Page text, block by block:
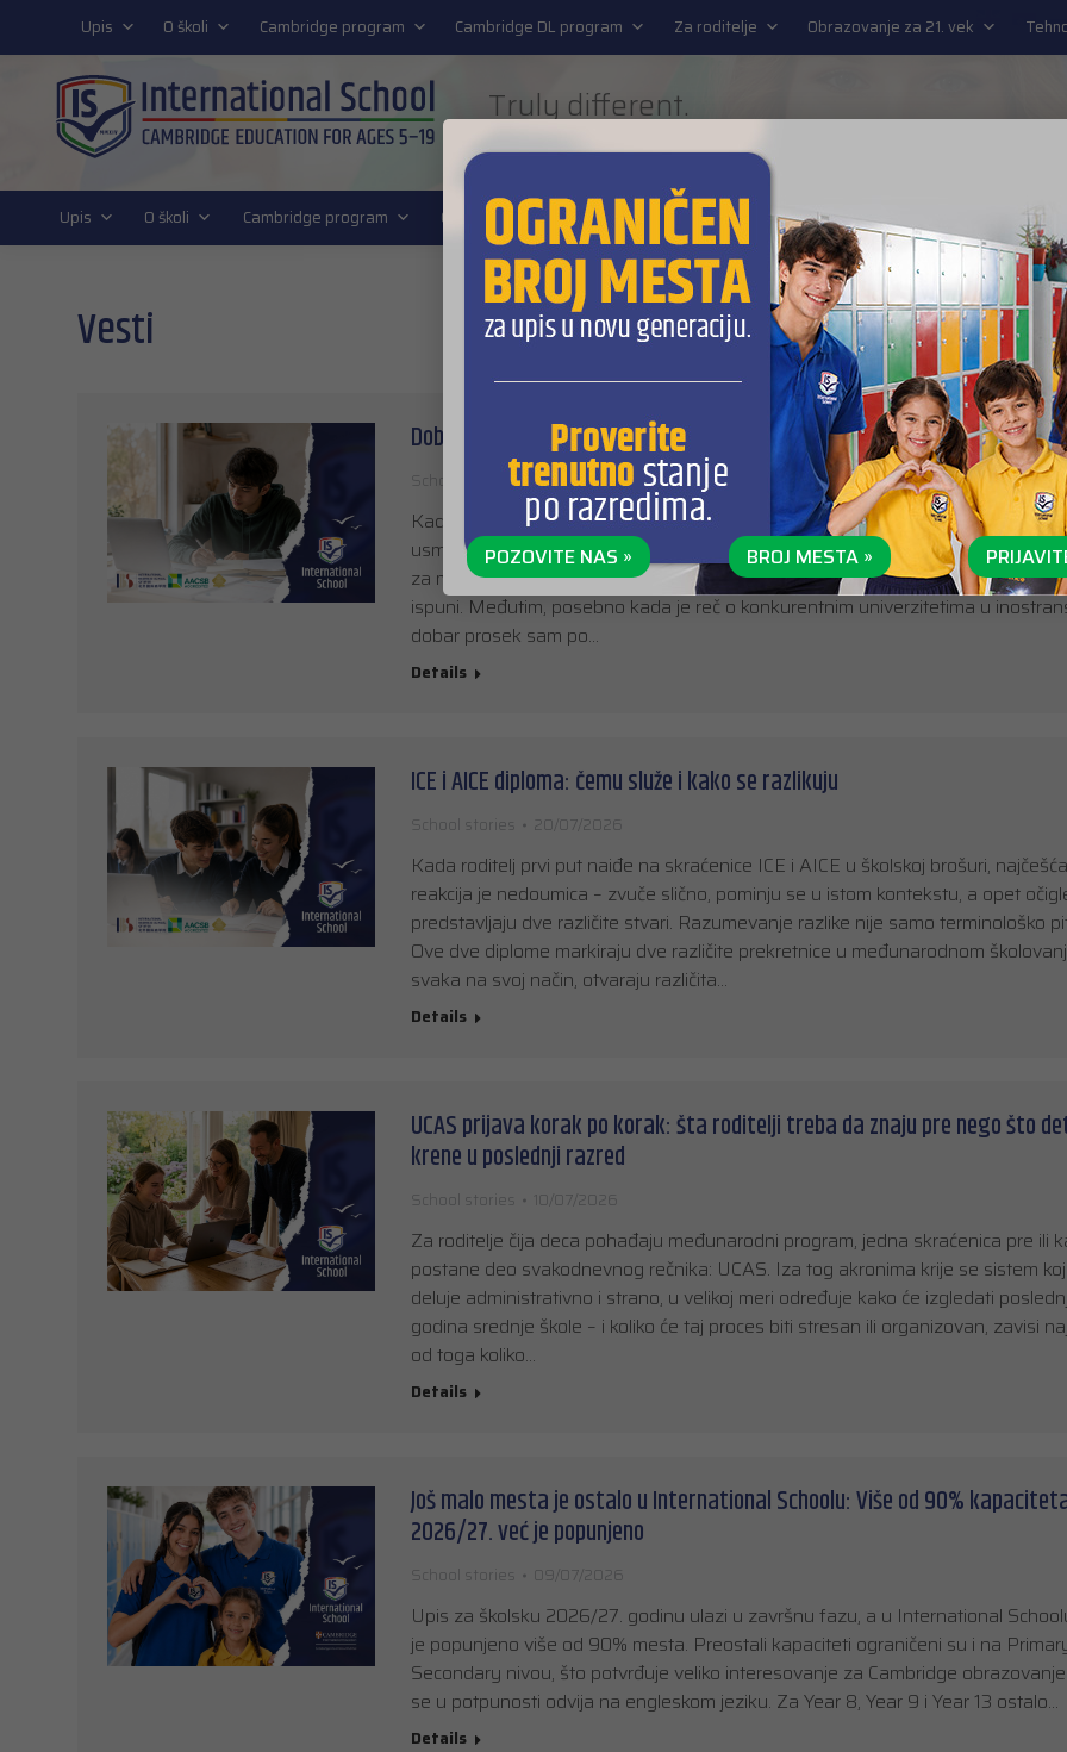
011 4011 220
Truly different.
Upis O školi Cambridge program Cambridge DL program Za roditelje Obrazovanje za 21. vek
Vesti
Dobre ocene nisu dovoljne: šta univerziteti još gledaju pri prijavi
School stories 04/08/2026
Kada se približi vreme za prijavu na univerzitet, pažnja učenika i roditelja
usmerena na ocene. To je razumljivo, jer akademski uspeh jeste važan deo
za mnoge studijske programe postoje jasno definisani uslovi koje kandidat
ispuni. Međutim, posebno kada je reč o konkurentnim univerzitetima u
dobar prosek sam po…
Details
ICE i AICE diploma: čemu služe i kako se razlikuju
School stories 20/07/2026
Kada roditelj prvi put naiđe na skraćenice ICE i AICE u školskoj brošuri, najčešća
reakcija je nedoumica – zvuče slično, pominju se u istom kontekstu, a opet
predstavljaju dve različite stvari. Razumevanje razlike nije samo terminološko
Ove dve diplome markiraju dve različite prekretnice u međunarodnom
svaka na svoj način, otvaraju različita…
Details
UCAS prijava korak po korak: šta roditelji treba da znaju pre nego što
krene u poslednji razred
School stories 10/07/2026
Za roditelje čija deca pohađaju međunarodni program, jedna skraćenica pre ili
postane deo svakodnevnog rečnika: UCAS. Iza tog akronima krije se sistem
deluje administrativno i strano, u velikoj meri određuje kako će izgledati
godina srednje škole – i koliko će taj proces biti stresan ili organizovan, zavisi
od toga koliko…
Details
Još malo mesta je ostalo u International Schoolu: Više od 90%
2026/27. već je popunjeno
School stories 09/07/2026
Upis za školsku 2026/27. godinu ulazi u završnu fazu, a u International
je popunjeno više od 90% mesta. Preostali kapaciteti ograničeni su i na
Secondary nivou, što potvrđuje veliko interesovanje za Cambridge
se u potpunosti odvija na engleskom jeziku. Za Year 8, Year 9 i Year 13 ostalo…
Details
POZOVITE NAS » BROJ MESTA »
Upis O školi Cambridge program Cambridge DL program Za roditelje Obrazovanje za 21. vek